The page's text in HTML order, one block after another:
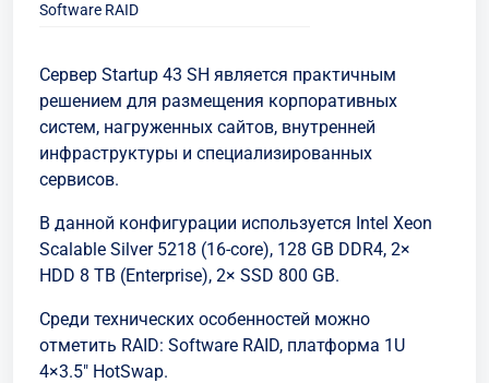
Software RAID
Сервер Startup 43 SH является практичным
решением для размещения корпоративных
систем, нагруженных сайтов, внутренней
инфраструктуры и специализированных
сервисов.
В данной конфигурации используется Intel Xeon
Scalable Silver 5218 (16-core), 128 GB DDR4, 2×
HDD 8 TB (Enterprise), 2× SSD 800 GB.
Среди технических особенностей можно
отметить RAID: Software RAID, платформа 1U
4×3.5" HotSwap.